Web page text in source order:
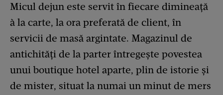
Micul dejun este servit în fiecare dimineață
à la carte, la ora preferată de client, în
servicii de masă argintate. Magazinul de
antichități de la parter întregește povestea
unui boutique hotel aparte, plin de istorie și
de mister, situat la numai un minut de mers